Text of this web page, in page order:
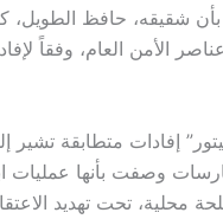
بأن شقيقه، حافظ
الأمن العام، وفقاً
إفادات متطابقة تشير
وصفت بأنها عمليات
محلية، تحت تهديد